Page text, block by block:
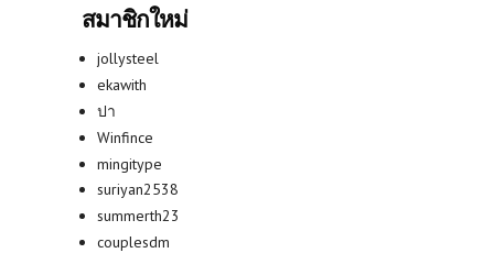
สมาชิกใหม่
jollysteel
ekawith
ปา
Winfince
mingitype
suriyan2538
summerth23
couplesdm